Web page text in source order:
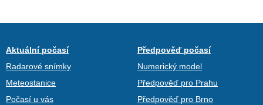
Aktuální počasí
Radarové snímky
Meteostanice
Počasí u vás
Předpověď počasí
Numerický model
Předpověď pro Prahu
Předpověď pro Brno